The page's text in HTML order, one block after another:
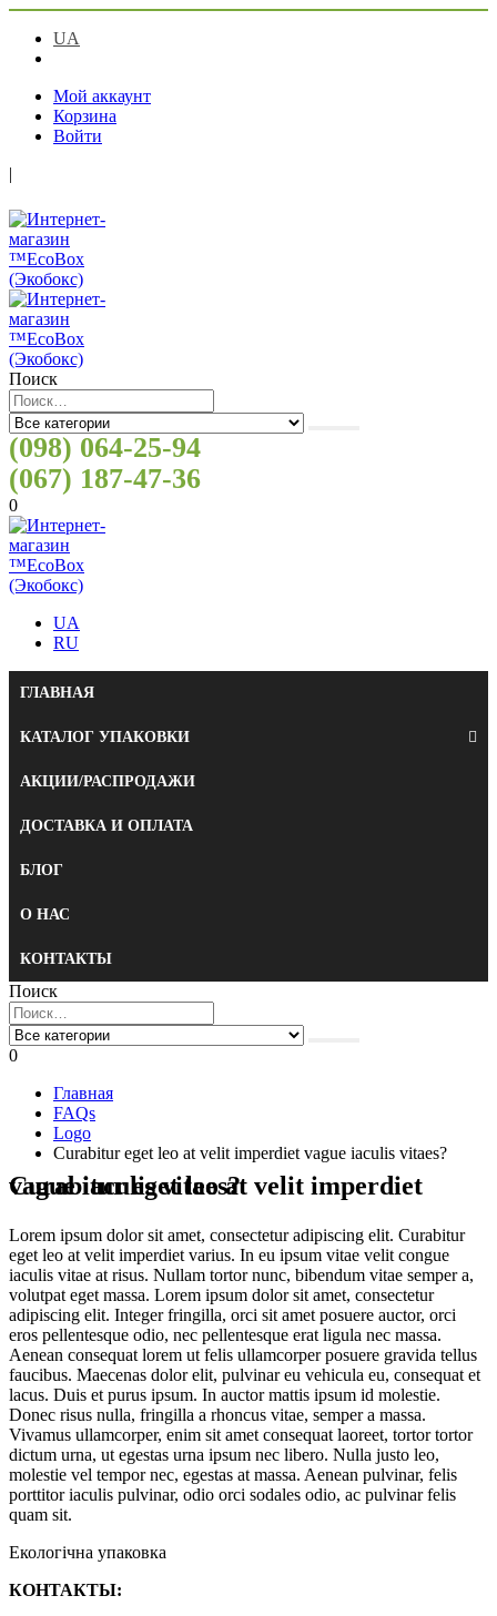
UA
Мой аккаунт
Корзина
Войти
|
Поиск
(098) 064-25-94
(067) 187-47-36
0
UA
RU
ГЛАВНАЯ
КАТАЛОГ УПАКОВКИ
АКЦИИ/РАСПРОДАЖИ
ДОСТАВКА И ОПЛАТА
БЛОГ
О НАС
КОНТАКТЫ
Поиск
0
Главная
FAQs
Logo
Curabitur eget leo at velit imperdiet vague iaculis vitaes?
Curabitur eget leo at velit imperdiet vague iaculis vitaes?
Lorem ipsum dolor sit amet, consectetur adipiscing elit. Curabitur
eget leo at velit imperdiet varius. In eu ipsum vitae velit congue
iaculis vitae at risus. Nullam tortor nunc, bibendum vitae semper a,
volutpat eget massa. Lorem ipsum dolor sit amet, consectetur
adipiscing elit. Integer fringilla, orci sit amet posuere auctor, orci
eros pellentesque odio, nec pellentesque erat ligula nec massa.
Aenean consequat lorem ut felis ullamcorper posuere gravida tellus
faucibus. Maecenas dolor elit, pulvinar eu vehicula eu, consequat et
lacus. Duis et purus ipsum. In auctor mattis ipsum id molestie.
Donec risus nulla, fringilla a rhoncus vitae, semper a massa.
Vivamus ullamcorper, enim sit amet consequat laoreet, tortor tortor
dictum urna, ut egestas urna ipsum nec libero. Nulla justo leo,
molestie vel tempor nec, egestas at massa. Aenean pulvinar, felis
porttitor iaculis pulvinar, odio orci sodales odio, ac pulvinar felis
quam sit.
Екологічна упаковка
КОНТАКТЫ: